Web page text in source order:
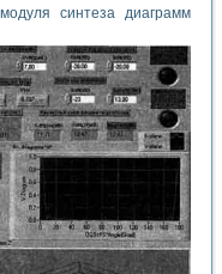
синтеза диаграмм